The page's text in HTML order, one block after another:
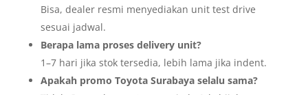
Bisa, dealer resmi menyediakan unit test drive
sesuai jadwal.
Berapa lama proses delivery unit?
1–7 hari jika stok tersedia, lebih lama jika indent.
Apakah promo Toyota Surabaya selalu sama?